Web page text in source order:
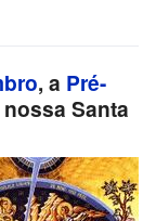
, a Pré-
nossa Santa